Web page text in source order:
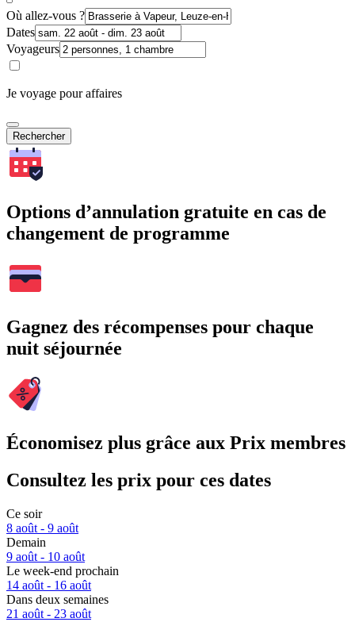
Où allez-vous ?
Dates
Voyageurs
Je voyage pour affaires
Rechercher
Options d’annulation gratuite en cas de
changement de programme
Gagnez des récompenses pour chaque
nuit séjournée
Économisez plus grâce aux Prix membres
Consultez les prix pour ces dates
Ce soir
8 août - 9 août
Demain
9 août - 10 août
Le week-end prochain
14 août - 16 août
Dans deux semaines
21 août - 23 août